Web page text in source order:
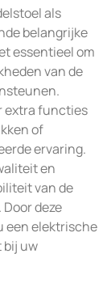
als
belangrijke
essentieel om
van de
extra functies
of
ervaring.
en
van de
deze
een elektrische
bij uw